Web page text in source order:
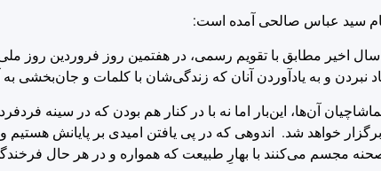
سید عباس صالحی آمده است:
نبردن و به یادآوردن آنان که زندگی‌شان با کلمات و جان‌بخشی
آن‌ها، این‌بار اما نه با در کنار هم بودن که در سینه
برگزار خواهد شد. اندوهی که در پی یافتن امیدی بر پایانش
مجسم می‌کنند با بهارِ طبیعت که همواره و در هر حال